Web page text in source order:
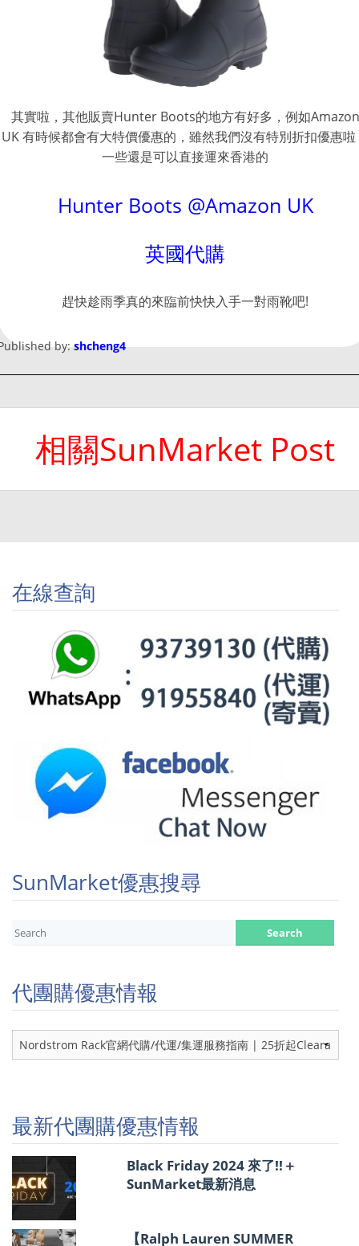
其實啦，其他販賣Hunter Boots的地方有好多，例如Amazon
UK 有時候都會有大特價優惠的，雖然我們沒有特別折扣優惠
一些還是可以直接運來香港的
Hunter Boots @Amazon UK
英國代購
趕快趁雨季真的來臨前快快入手一對雨靴吧!
by: shcheng4
相關SunMarket Post
在線查詢
SunMarket優惠搜尋
代團購優惠情報
代
團
情
報
最新代團購優惠情報
Black Friday 2024 來了!!＋
SunMarket最新消息
【Ralph Lauren SUMMER